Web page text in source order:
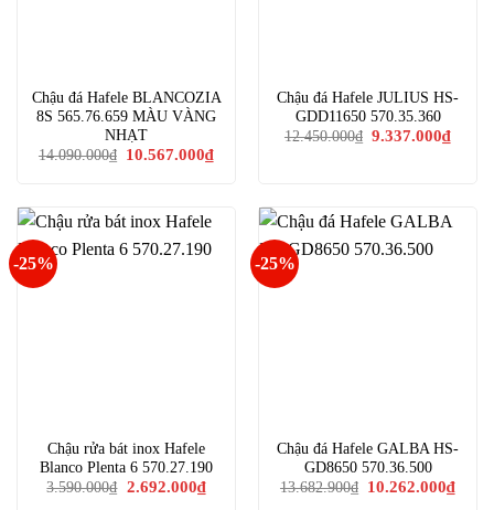
Chậu đá Hafele BLANCOZIA
8S 565.76.659 MÀU VÀNG
NHẠT
14.090.000₫
Giá
10.567.000₫Giá
hiện
10.567.000₫.
Chậu đá Hafele JULIUS HS-
GDD11650 570.35.360
12.450.000₫ Giá
9.337.000₫Giá
hiện
-25%
Chậu rửa bát inox Hafele
Blanco Plenta 6 570.27.190
3.590.000₫
Giá
2.692.000₫Giá
hiện
-25%
Chậu đá Hafele GALBA HS-
GD8650 570.36.500
13.682.900₫
Giá
10.262.000₫Giá
hiện